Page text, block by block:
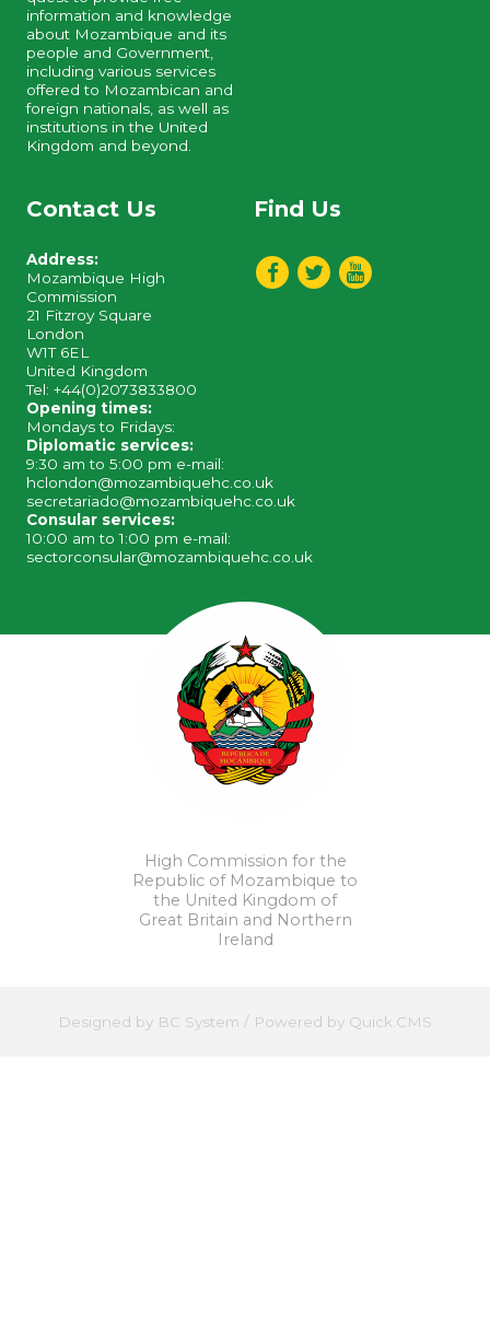
information and knowledge
about Mozambique and its
people and Government,
including various services
offered to Mozambican and
foreign nationals, as well as
institutions in the United
Kingdom and beyond.
Contact Us
Address:
Mozambique High
Commission
21 Fitzroy Square
London
W1T 6EL
United Kingdom
Tel: +44(0)2073833800
Opening times:
Mondays to Fridays:
Diplomatic services:
9:30 am to 5:00 pm e-mail:
hclondon@mozambiquehc.co.uk
secretariado@mozambiquehc.co.uk
Consular services:
10:00 am to 1:00 pm e-mail:
sectorconsular@mozambiquehc.co.uk
Find Us
High Commission for the
Republic of Mozambique to
the United Kingdom of
Great Britain and Northern
Ireland
Designed by BC System / Powered by Quick.CMS